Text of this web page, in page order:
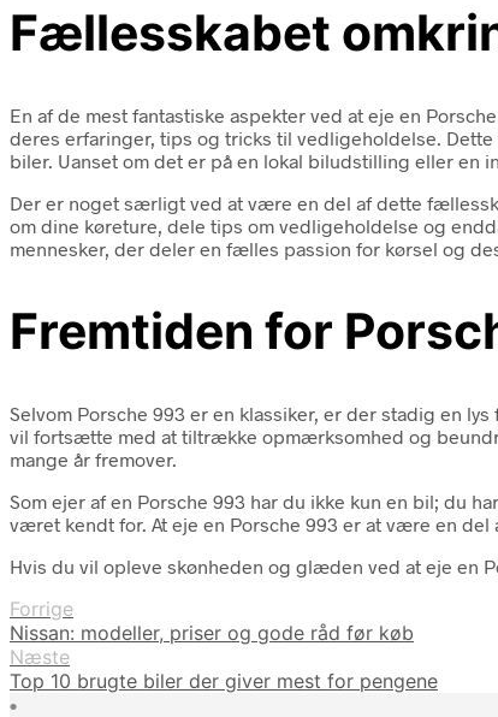
Fællesskabet
En af de mest fantastiske aspekter ved at eje en
deres erfaringer, tips og tricks til vedligeholdelse.
biler. Uanset om det er på en lokal biludstilling eller en
Der er noget særligt ved at være en del af dette
om dine køreture, dele tips om vedligeholdelse og
mennesker, der deler en fælles passion for kørsel og
Fremtiden for
Selvom Porsche 993 er en klassiker, er der stadig en
vil fortsætte med at tiltrække opmærksomhed og
mange år fremover.
Som ejer af en Porsche 993 har du ikke kun en bil; du
været kendt for. At eje en Porsche 993 er at være en
Hvis du vil opleve skønheden og glæden ved at eje en
Forrige
Nissan: modeller, priser og gode råd før køb
Næste
Top 10 brugte biler der giver mest for pengene
•